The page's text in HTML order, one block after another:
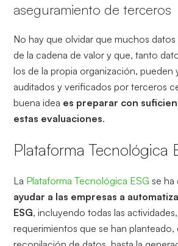
aseguramiento de terceros
No hay que olvidar que muchos
de la cadena de valor y que, tanto
los de la propia organización, pueden
auditados y verificados por terceros
buena idea es preparar con
estas evaluaciones.
Plataforma Tecnológica
La Plataforma Tecnológica ESG se ha
ayudar a las empresas a
ESG, incluyendo todas las
requerimientos que se han planteado,